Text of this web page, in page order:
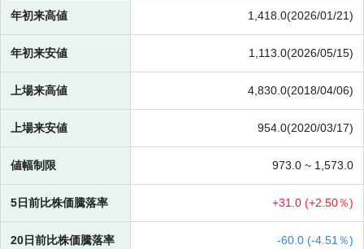
年初来高値 1,418.0(2026/01/21)
年初来安値 1,113.0(2026/05/15)
上場来高値 4,830.0(2018/04/06)
上場来安値 954.0(2020/03/17)
値幅制限 973.0 ~ 1,573.0
5日前比株価騰落率 +31.0 (+2.50％)
20日前比株価騰落率 -60.0 (-4.51％)